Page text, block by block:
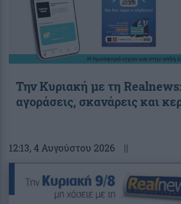
Την Κυριακή με τη
αγοράσεις, σκανάρεις και
12:13, 4 Αυγούστου 2026 ||